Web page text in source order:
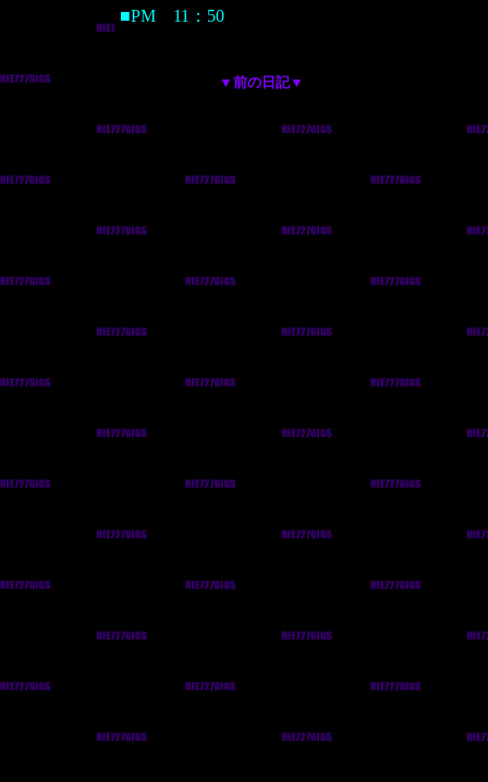
■PM 11：50
▼前の日記▼